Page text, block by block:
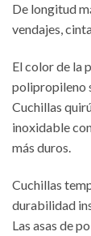
De longitud
vendajes,
El color de la
polipropileno
Cuchillas
inoxidable
más duros.
Cuchillas
durabilidad
Las asas de